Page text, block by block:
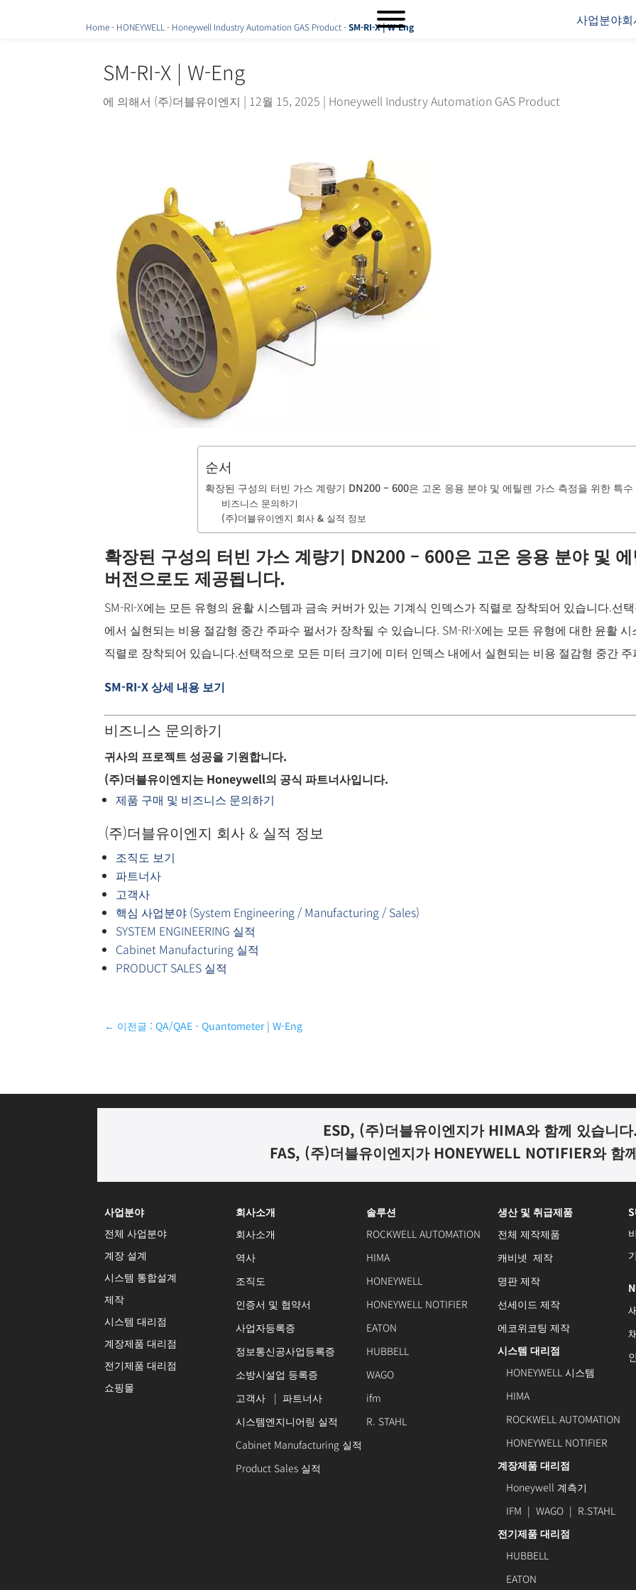
사업분야
Home- HONEYWELL - Honeywell Industry Automation GAS Product-SM-RI-X | W-Eng
SM-RI-X | W-Eng
에 의해서 (주)더블유이엔지 | 12월 15, 2025 | Honeywell Industry Automation GAS Product
순서
확장된 구성의 터빈 가스 계량기 DN200 – 600은 고온 응용 분야 및 에틸렌 가스 측정을 위한 특
비즈니스 문의하기
(주)더블유이엔지 회사 & 실적 정보
확장된 구성의 터빈 가스 계량기 DN200 – 600은 고온 응용 분야 및
버전으로도 제공됩니다.
SM-RI-X에는 모든 유형의 윤활 시스템과 금속 커버가 있는 기계식 인덱스가 직렬로 장착되어 있습니다.선
에서 실현되는 비용 절감형 중간 주파수 펄서가 장착될 수 있습니다. SM-RI-X에는 모든 유형에 대한 윤활
직렬로 장착되어 있습니다.선택적으로 모든 미터 크기에 미터 인덱스 내에서 실현되는 비용 절감형 중간
SM-RI-X 상세 내용 보기
비즈니스 문의하기
귀사의 프로젝트 성공을 기원합니다.
(주)더블유이엔지는 Honeywell의 공식 파트너사입니다.
제품 구매 및 비즈니스 문의하기
(주)더블유이엔지 회사 & 실적 정보
조직도 보기
파트너사
고객사
핵심 사업분야 (System Engineering / Manufacturing / Sales)
SYSTEM ENGINEERING 실적
Cabinet Manufacturing 실적
PRODUCT SALES 실적
← 이전글 : QA/QAE - Quantometer | W-Eng
ESD, (주)더블유이엔지가 HIMA와 함께 있습니다.
FAS, (주)더블유이엔지가 HONEYWELL NOTIFIER와 함
사업분야
전체 사업분야
계장 설계
시스템 통합설계
제작
시스템 대리점
계장제품 대리점
전기제품 대리점
쇼핑몰
회사소개
회사소개
역사
조직도
인증서 및 협약서
사업자등록증
정보통신공사업등록증
소방시설업 등록증
고객사
| 파트너사
시스템엔지니어링 실적
Cabinet Manufacturing 실적
Product Sales 실적
솔루션
ROCKWELL AUTOMATION
HIMA
HONEYWELL
HONEYWELL NOTIFIER
EATON
HUBBELL
WAGO
ifm
R. STAHL
생산 및 취급제품
전체 제작제품
캐비넷 제작
명판 제작
선세이드 제작
에코위코팅 제작
시스템 대리점
HONEYWELL 시스템
HIMA
ROCKWELL AUTOMATION
HONEYWELL NOTIFIER
계장제품 대리점
Honeywell 계측기
IFM | WAGO | R.STAHL
전기제품 대리점
HUBBELL
EATON